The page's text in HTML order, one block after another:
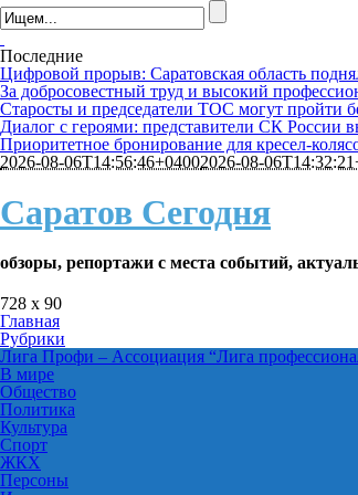
Последние
Цифровой прорыв: Саратовская область
За добросовестный труд и высокий
Старосты и председатели ТОС могут пройти
Диалог с героями: представители СК России
Приоритетное бронирование для кресел-
2026-08-06T14:56:46+04002026-08-
Саратов Сегодня
обзоры, репортажи с места событий,
728 x 90
Главная
Рубрики
Лига Профи – Ассоциация “Лига
В мире
Общество
Политика
Культура
Спорт
ЖКХ
Персоны